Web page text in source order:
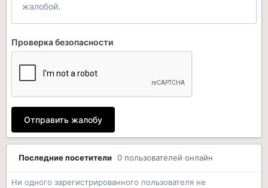
жалобой.
Проверка безопасности
Отправить жалобу
Последние посетители 0 пользователей онлайн
Ни одного зарегистрированного пользователя не